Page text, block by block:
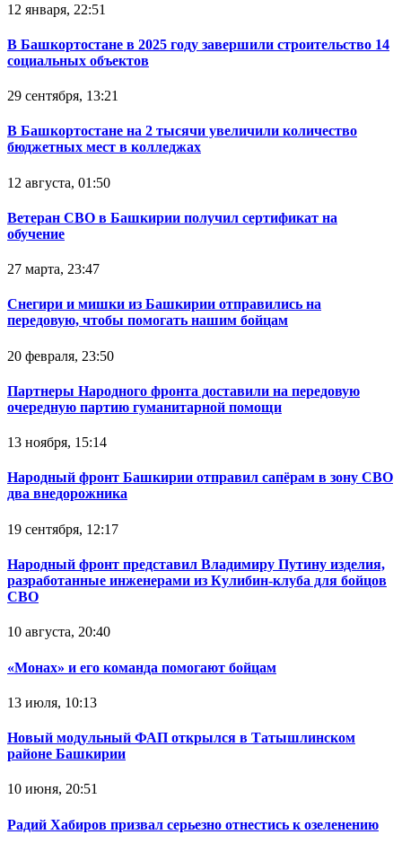
12 января, 22:51
В Башкортостане в 2025 году завершили строительство 14
социальных объектов
29 сентября, 13:21
В Башкортостане на 2 тысячи увеличили количество
бюджетных мест в колледжах
12 августа, 01:50
Ветеран СВО в Башкирии получил сертификат на
обучение
27 марта, 23:47
Снегири и мишки из Башкирии отправились на
передовую, чтобы помогать нашим бойцам
20 февраля, 23:50
Партнеры Народного фронта доставили на передовую
очередную партию гуманитарной помощи
13 ноября, 15:14
Народный фронт Башкирии отправил сапёрам в зону СВО
два внедорожника
19 сентября, 12:17
Народный фронт представил Владимиру Путину изделия,
разработанные инженерами из Кулибин-клуба для бойцов
СВО
10 августа, 20:40
«Монах» и его команда помогают бойцам
13 июля, 10:13
Новый модульный ФАП открылся в Татышлинском
районе Башкирии
10 июня, 20:51
Радий Хабиров призвал серьезно отнестись к озеленению